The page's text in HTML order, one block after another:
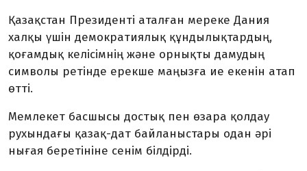
Қазақстан Президенті аталған мереке Дания
халқы үшін демократиялық құндылықтардың,
қоғамдық келісімнің және орнықты дамудың
символы ретінде ерекше маңызға ие екенін атап
өтті.
Мемлекет басшысы достық пен өзара қолдау
рухындағы қазақ-дат байланыстары одан әрі
нығая беретініне сенім білдірді.